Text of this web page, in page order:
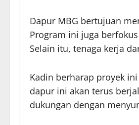
Dapur MBG bertujuan
Program ini juga
Selain itu, tenaga kerja
Kadin berharap proyek
dapur ini akan terus
dukungan dengan